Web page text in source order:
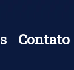
Contato